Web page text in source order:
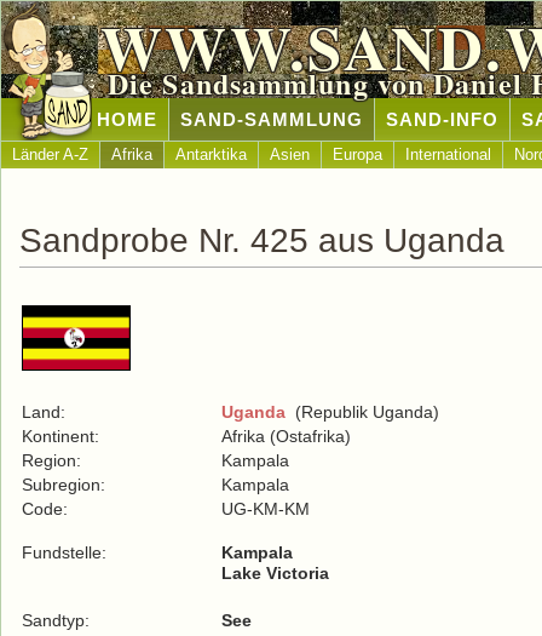
Die Sandsammlung von Daniel
HOME SAND-SAMMLUNG SAND-INFO
Länder A-Z Afrika Antarktika Asien Europa International
Sandprobe Nr. 425 aus Uganda
Land: Uganda (Republik Uganda)
Kontinent:
Afrika (Ostafrika)
Region:
Kampala
Subregion:
Kampala
Code:
UG-KM-KM
Fundstelle:
Kampala
Lake Victoria
Sandtyp: See